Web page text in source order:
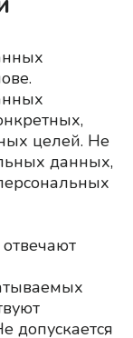
целей. Не
данных,
допускается